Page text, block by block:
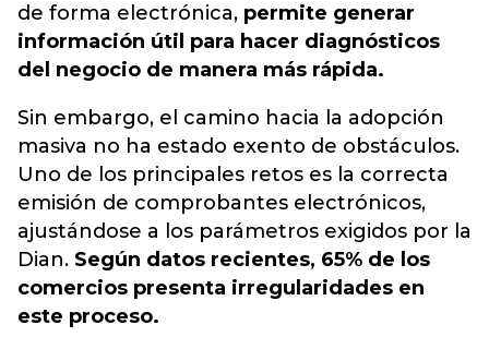
de forma electrónica, permite generar
información útil para hacer diagnósticos
del negocio de manera más rápida.
Sin embargo, el camino hacia la adopción
masiva no ha estado exento de obstáculos.
Uno de los principales retos es la correcta
emisión de comprobantes electrónicos,
ajustándose a los parámetros exigidos por la
Dian. Según datos recientes, 65% de los
comercios presenta irregularidades en
este proceso.